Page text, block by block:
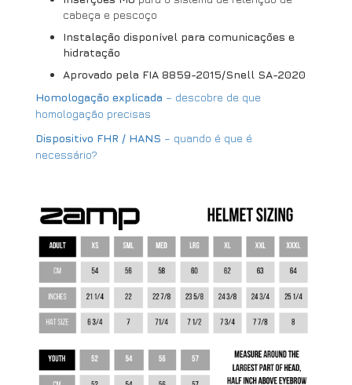
cabeça e pescoço
Instalação disponível para comunicações e
hidratação
Aprovado pela FIA 8859-2015/Snell SA-2020
Homologação explicada – descobre de que
homologação precisas
Dispositivo FHR / HANS – quando é que é
necessário?